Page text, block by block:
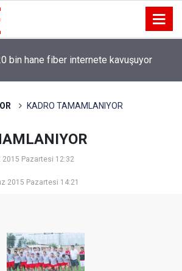
bin hane fiber internete kavuşuyor
KADRO TAMAMLANIYOR
2015 Pazartesi 12:32
2015 Pazartesi 14:21